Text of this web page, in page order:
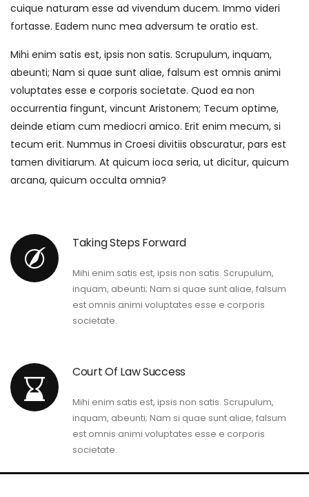
cuique naturam esse ad vivendum ducem. Immo videri
fortasse. Eadem nunc mea adversum te oratio est.
Mihi enim satis est, ipsis non satis. Scrupulum, inquam,
abeunti; Nam si quae sunt aliae, falsum est omnis animi
voluptates esse e corporis societate. Quod ea non
occurrentia fingunt, vincunt Aristonem; Tecum optime,
deinde etiam cum mediocri amico. Erit enim mecum, si
tecum erit. Nummus in Croesi divitiis obscuratur, pars est
tamen divitiarum. At quicum ioca seria, ut dicitur, quicum
arcana, quicum occulta omnia?
Taking Steps Forward
Mihi enim satis est, ipsis non satis. Scrupulum,
inquam, abeunti; Nam si quae sunt aliae, falsum
est omnis animi voluptates esse e corporis
societate.
Court Of Law Success
Mihi enim satis est, ipsis non satis. Scrupulum,
inquam, abeunti; Nam si quae sunt aliae, falsum
est omnis animi voluptates esse e corporis
societate.